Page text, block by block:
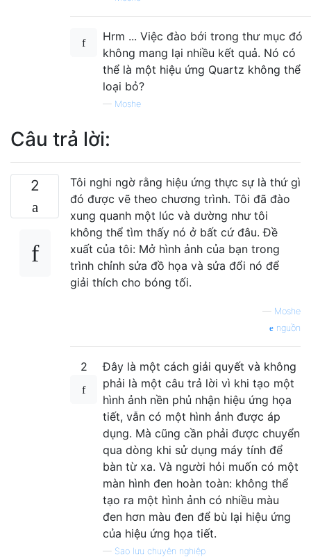
Hrm ... Việc đào bới trong thư mục đó
không mang lại nhiều kết quả. Nó có
thể là một hiệu ứng Quartz không thể
loại bỏ?
— Moshe
Câu trả lời:
2
Tôi nghi ngờ rằng hiệu ứng thực sự là thứ gì
đó được vẽ theo chương trình. Tôi đã đào
xung quanh một lúc và dường như tôi
không thể tìm thấy nó ở bất cứ đâu. Đề
xuất của tôi: Mở hình ảnh của bạn trong
trình chỉnh sửa đồ họa và sửa đổi nó để
giải thích cho bóng tối.
— Moshe
nguồn
2
Đây là một cách giải quyết và không
phải là một câu trả lời vì khi tạo một
hình ảnh nền phủ nhận hiệu ứng họa
tiết, vẫn có một hình ảnh được áp
dụng. Mà cũng cần phải được chuyển
qua dòng khi sử dụng máy tính để
bàn từ xa. Và người hỏi muốn có một
màn hình đen hoàn toàn: không thể
tạo ra một hình ảnh có nhiều màu
đen hơn màu đen để bù lại hiệu ứng
của hiệu ứng họa tiết.
— Sao lưu chuyên nghiệp